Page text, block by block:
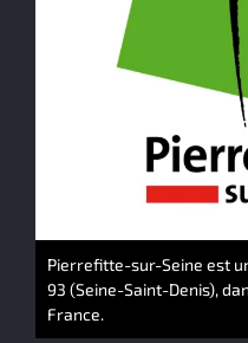
Pierrefitte-sur-Seine est
93 (Seine-Saint-Denis),
France.